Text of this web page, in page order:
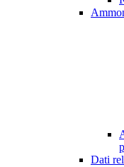
Dati